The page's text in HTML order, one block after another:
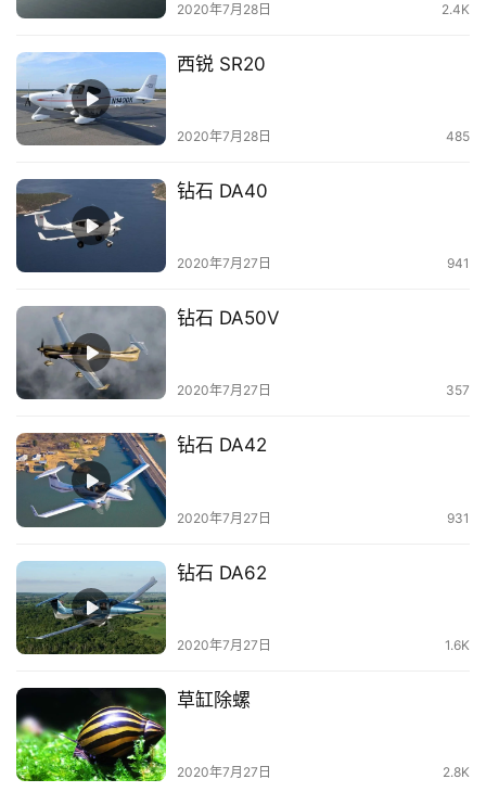
简
讯
圈
博
主
访
地
客
户
端
投
稿
须
2020年7月28日 2.4K
西锐 SR20
2020年7月28日 485
钻石 DA40
2020年7月27日 941
钻石 DA50V
2020年7月27日 357
钻石 DA42
2020年7月27日 931
钻石 DA62
2020年7月27日 1.6K
草缸除螺
2020年7月27日 2.8K